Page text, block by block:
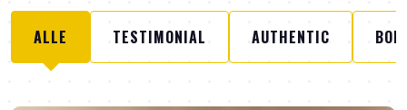
ALLE TESTIMONIAL AUTHENTIC